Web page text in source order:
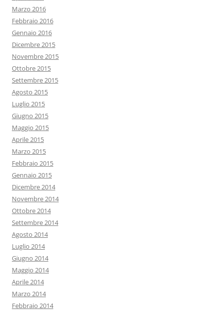
Marzo 2016
Febbraio 2016
Gennaio 2016
Dicembre 2015
Novembre 2015
Ottobre 2015
Settembre 2015
Agosto 2015
Luglio 2015
Giugno 2015
Maggio 2015
Aprile 2015
Marzo 2015
Febbraio 2015
Gennaio 2015
Dicembre 2014
Novembre 2014
Ottobre 2014
Settembre 2014
Agosto 2014
Luglio 2014
Giugno 2014
Maggio 2014
Aprile 2014
Marzo 2014
Febbraio 2014